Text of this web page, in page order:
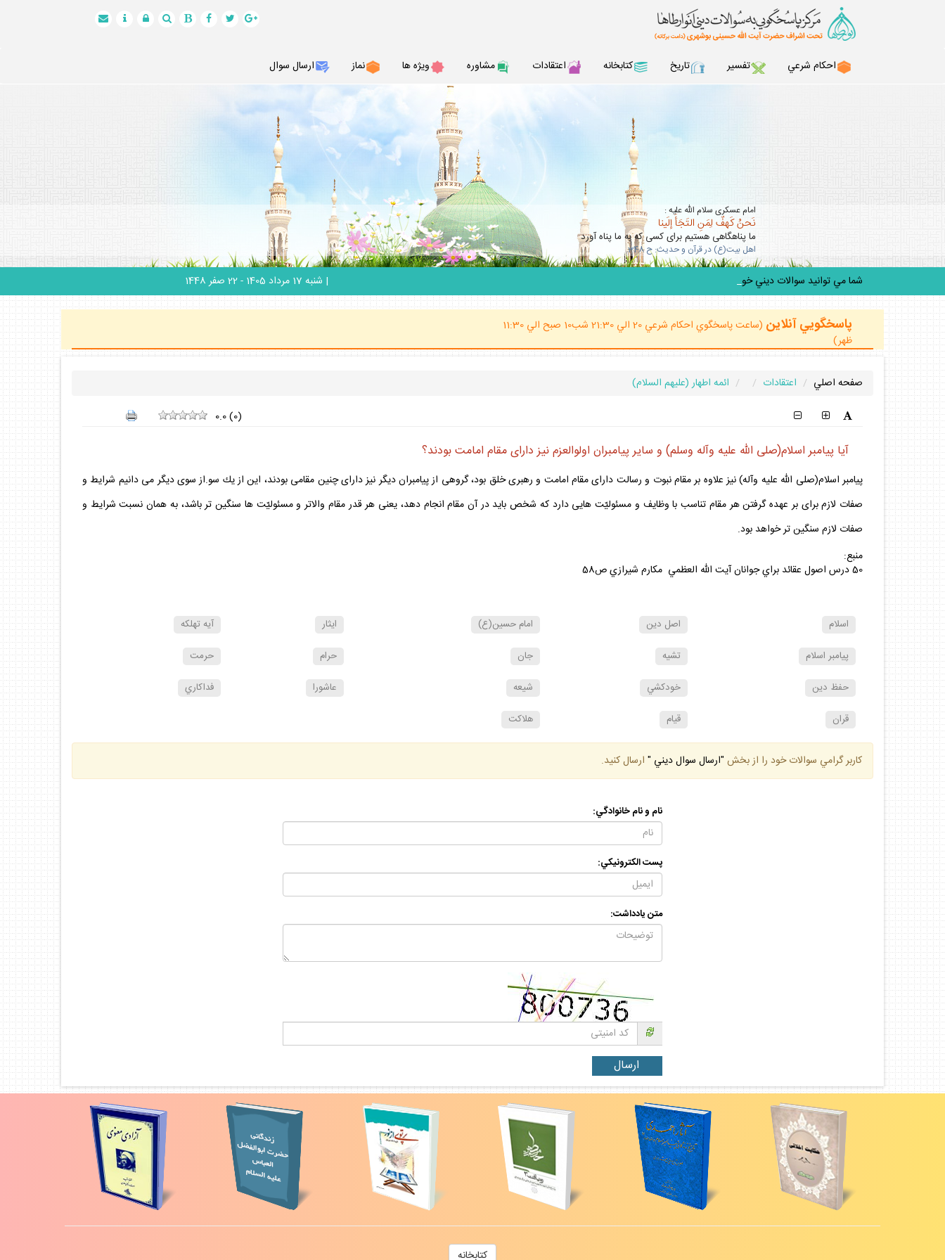
احكام شرعي تفسير تاريخ كتابخانه اعتقادات مشاوره ويژه ها نماز ارسال سوال
امام عسكرى سلام الله عليه :
نَحنُ كَهفٌ لِمَنِ التَجَأَ إلَينا
ما پناهگاهى هستيم براى كسى كه به ما پناه آورد
اهل بيت(ع) در قرآن و حديث: ح 348
شما مي توانيد سوالات ديني خود را ب | شنبه 17 مرداد 1405 - 22 صفر 1448
پاسخگويي آنلاين
(ساعت پاسخگوي احكام شرعي 20 الي 21:30 شب10 صبح الي 11:30
ظهر)
صفحه اصلي اعتقادات
ائمه اطهار (عليهم السلام)
0.0(0)
آيا پيامبر اسلام(صلى الله عليه وآله وسلم) و ساير پيامبران اولوالعزم نيز داراى مقام امامت بودند؟
پيامبر اسلام(صلى الله عليه وآله) نيز علاوه بر مقام نبوت و رسالت داراى مقام امامت و رهبرى خلق بود، گروهى از پيامبران ديگر نيز داراى چنين مقامى بودند، اين از يك سو.از سوى ديگر مى دانيم شرايط و
صفات لازم براى بر عهده گرفتن هر مقام تناسب با وظايف و مسئوليّت هايى دارد كه شخص بايد در آن مقام انجام دهد، يعنى هر قدر مقام والاتر و مسئوليّت ها سنگين تر باشد، به همان نسبت شرايط و
صفات لازم سنگين تر خواهد بود.
منبع:
50 درس اصول عقائد براي جوانان آيت الله العظمي مكارم شيرازي ص58
اسلام اصل دين امام حسين(ع) ايثار آيه تهلكه
پيامبر اسلام تشيه جان حرام حرمت
حفظ دين خودكشي شيعه عاشورا فداكاري
قران قيام هلاكت
كاربر گرامي سوالات خود را از بخش "ارسال سوال ديني " ارسال كنيد.
نام و نام خانوادگي:
پست الكترونيكي:
متن يادداشت:
كتابخانه